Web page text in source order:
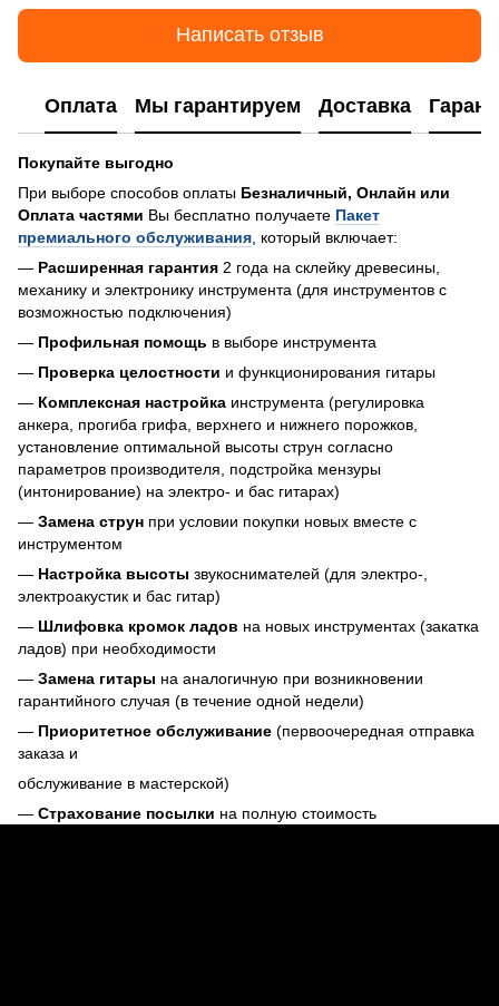
Написать отзыв
Оплата Мы гарантируем Доставка
Покупайте выгодно
При выборе способов оплаты Безналичный, Онлайн или
Оплата частями Вы бесплатно получаете Пакет
премиального обслуживания , который включает:
— Расширенная гарантия 2 года на склейку древесины,
механику и электронику инструмента (для инструментов с
возможностью подключения)
— Профильная помощь в выборе инструмента
— Проверка целостности и функционирования гитары
— Комплексная настройка инструмента (регулировка
анкера, прогиба грифа, верхнего и нижнего порожков,
установление оптимальной высоты струн согласно
параметров производителя, подстройка мензуры
(интонирование) на электро- и бас гитарах)
— Замена струн при условии покупки новых вместе с
инструментом
— Настройка высоты звукоснимателей (для электро-,
электроакустик и бас гитар)
— Шлифовка кромок ладов на новых инструментах (закатка
ладов) при необходимости
— Замена гитары на аналогичную при возникновении
гарантийного случая (в течение одной недели)
— Приоритетное обслуживание (первоочередная отправка
заказа и
обслуживание в мастерской)
— Страхование посылки на полную стоимость